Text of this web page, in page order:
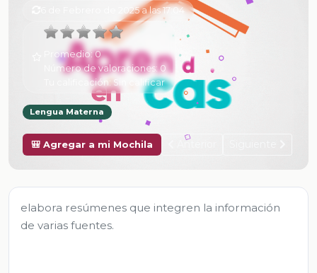
6 de Febrero de 2025 a las 17:04
Promedio:0
Número de valoraciones:0
Tu calificación:Sin calificar
Lengua Materna
🎒 Agregar a mi Mochila Anterior
elabora resúmenes que integren la información
de varias fuentes.